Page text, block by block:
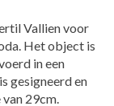
Vallien voor
Het object is
in een
gesigneerd en
29cm.